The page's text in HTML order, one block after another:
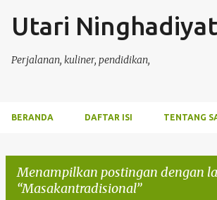
Langsung ke konten
Utari
Perjalanan, kuliner, pendidikan,
BERANDA DAFTAR ISI TENTANG
Menampilkan postingan dengan
Masakantradisional